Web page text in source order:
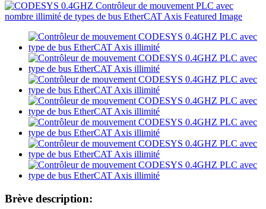
Brève description: